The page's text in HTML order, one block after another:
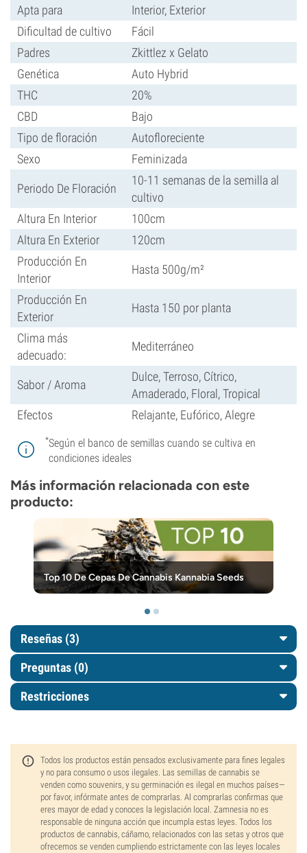
Apta para
Interior, Exterior
Dificultad de cultivo
Fácil
Padres
Zkittlez x Gelato
Genética
Auto Hybrid
THC
20%
CBD
Bajo
Tipo de floración
Autofloreciente
Sexo
Feminizada
Periodo De Floración
10-11 semanas de la semilla al
cultivo
Altura En Interior
100cm
Altura En Exterior
120cm
Producción En
Interior
Hasta 500g/m²
Producción En
Exterior
Hasta 150 por planta
Clima más
adecuado:
Mediterráneo
Sabor / Aroma
Dulce, Terroso, Cítrico,
Amaderado, Floral, Tropical
Efectos
Relajante, Eufórico, Alegre
*Según el banco de semillas cuando se cultiva en
condiciones ideales
Más información relacionada con este
producto:
Top 10 De Cepas De Cannabis Kannabia Seeds
Reseñas (3)
Preguntas (0)
Restricciones
Todos los productos están pensados exclusivamente para fines legales
y no para consumo o usos ilegales. Las semillas de cannabis se
venden como souvenirs, y su germinación es ilegal en muchos países—
por favor, infórmate antes de comprarlas. Al comprarlas confirmas que
eres mayor de edad y conoces la legislación local. Zamnesia no es
responsable de ninguna acción que incumpla estas leyes. Todos los
productos de cannabis, cáñamo, relacionados con las setas y otros que
ofrecemos se venden cumpliendo estrictamente con las leyes locales